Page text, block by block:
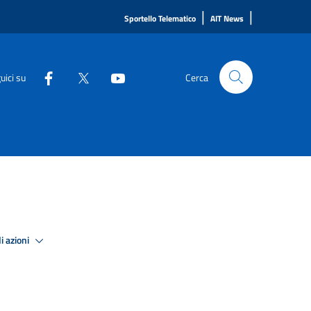
Sportello Telematico | AIT News |
su Cerca
azioni